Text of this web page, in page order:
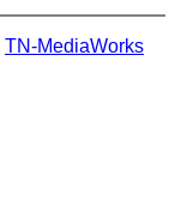
TN-MediaWorks